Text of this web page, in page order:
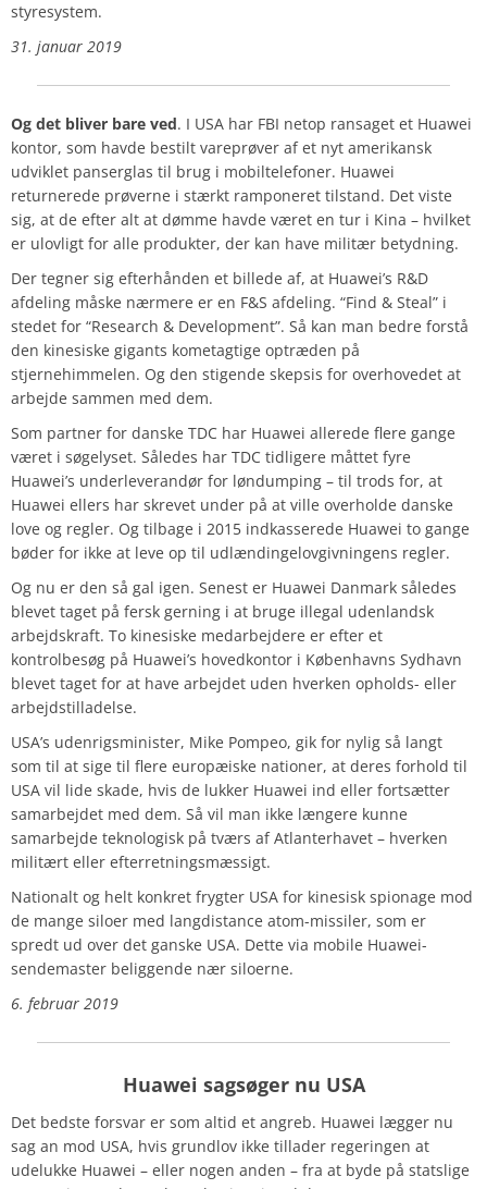
styresystem.
31. januar 2019
Og det bliver bare ved. I USA har FBI netop ransaget et Huawei
kontor, som havde bestilt vareprøver af et nyt amerikansk
udviklet panserglas til brug i mobiltelefoner. Huawei
returnerede prøverne i stærkt ramponeret tilstand. Det viste
sig, at de efter alt at dømme havde været en tur i Kina – hvilket
er ulovligt for alle produkter, der kan have militær betydning.
Der tegner sig efterhånden et billede af, at Huawei’s R&D
afdeling måske nærmere er en F&S afdeling. “Find & Steal” i
stedet for “Research & Development”. Så kan man bedre forstå
den kinesiske gigants kometagtige optræden på
stjernehimmelen. Og den stigende skepsis for overhovedet at
arbejde sammen med dem.
Som partner for danske TDC har Huawei allerede flere gange
været i søgelyset. Således har TDC tidligere måttet fyre
Huawei’s underleverandør for løndumping – til trods for, at
Huawei ellers har skrevet under på at ville overholde danske
love og regler. Og tilbage i 2015 indkasserede Huawei to gange
bøder for ikke at leve op til udlændingelovgivningens regler.
Og nu er den så gal igen. Senest er Huawei Danmark således
blevet taget på fersk gerning i at bruge illegal udenlandsk
arbejdskraft. To kinesiske medarbejdere er efter et
kontrolbesøg på Huawei’s hovedkontor i Københavns Sydhavn
blevet taget for at have arbejdet uden hverken opholds- eller
arbejdstilladelse.
USA’s udenrigsminister, Mike Pompeo, gik for nylig så langt
som til at sige til flere europæiske nationer, at deres forhold til
USA vil lide skade, hvis de lukker Huawei ind eller fortsætter
samarbejdet med dem. Så vil man ikke længere kunne
samarbejde teknologisk på tværs af Atlanterhavet – hverken
militært eller efterretningsmæssigt.
Nationalt og helt konkret frygter USA for kinesisk spionage mod
de mange siloer med langdistance atom-missiler, som er
spredt ud over det ganske USA. Dette via mobile Huawei-
sendemaster beliggende nær siloerne.
6. februar 2019
Huawei sagsøger nu USA
Det bedste forsvar er som altid et angreb. Huawei lægger nu
sag an mod USA, hvis grundlov ikke tillader regeringen at
udelukke Huawei – eller nogen anden – fra at byde på statslige